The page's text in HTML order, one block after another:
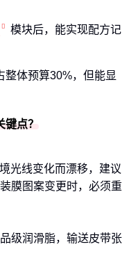
模块后，能实现配方记
整体预算30%，但能显
点？
光线变化而漂移，建议
膜图案变更时，必须重
级润滑脂，输送皮带张